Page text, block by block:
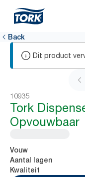
Back
Dit product
10935
Tork
Opvouwbaar
Vouw
Aantal lagen
Kwaliteit